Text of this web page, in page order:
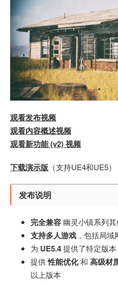
观看发布视频
观看内容概述视频
观看新功能 (v2) 视频
下载演示版 （支持UE4和UE5）
发布说明
完全兼容 幽灵小镇系列
支持多人游戏 ，包括局
为 UE5.4提供了特定版
提供性能优化和 高级材
以上版本